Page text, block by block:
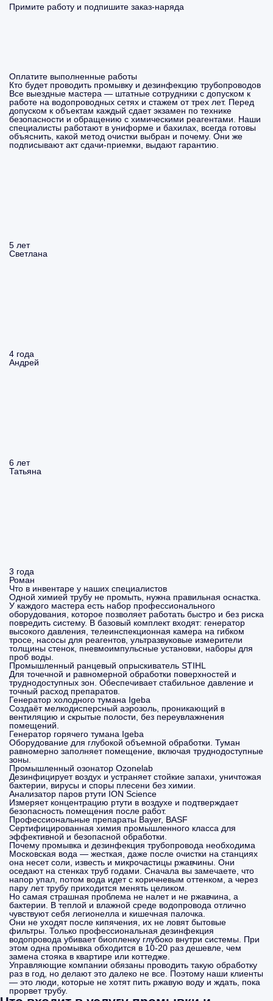
Примите работу и подпишите заказ-наряда
Оплатите выполненные работы
Кто будет проводить промывку и дезинфекцию трубопроводов
Все выездные мастера — штатные сотрудники с допуском к
работе на водопроводных сетях и стажем от трех лет. Перед
допуском к объектам каждый сдает экзамен по технике
безопасности и обращению с химическими реагентами. Наши
специалисты работают в униформе и бахилах, всегда готовы
объяснить, какой метод очистки выбран и почему. Они же
подписывают акт сдачи-приемки, выдают гарантию.
5 лет
Светлана
4 года
Андрей
6 лет
Татьяна
3 года
Роман
Что в инвентаре у наших специалистов
Одной химией трубу не промыть, нужна правильная оснастка.
У каждого мастера есть набор профессионального
оборудования, которое позволяет работать быстро и без риска
повредить систему. В базовый комплект входят: генератор
высокого давления, телеинспекционная камера на гибком
тросе, насосы для реагентов, ультразвуковые измерители
толщины стенок, пневмоимпульсные установки, наборы для
проб воды.
Промышленный ранцевый опрыскиватель STIHL
Для точечной и равномерной обработки поверхностей и
труднодоступных зон. Обеспечивает стабильное давление и
точный расход препаратов.
Генератор холодного тумана Igeba
Создаёт мелкодисперсный аэрозоль, проникающий в
вентиляцию и скрытые полости, без переувлажнения
помещений.
Генератор горячего тумана Igeba
Оборудование для глубокой объемной обработки. Туман
равномерно заполняет помещение, включая труднодоступные
зоны.
Промышленный озонатор Ozonelab
Дезинфицирует воздух и устраняет стойкие запахи, уничтожая
бактерии, вирусы и споры плесени без химии.
Анализатор паров ртути ION Science
Измеряет концентрацию ртути в воздухе и подтверждает
безопасность помещения после работ.
Профессиональные препараты Bayer, BASF
Сертифицированная химия промышленного класса для
эффективной и безопасной обработки.
Почему промывка и дезинфекция трубопровода необходима
Московская вода — жесткая, даже после очистки на станциях
она несет соли, известь и микрочастицы ржавчины. Они
оседают на стенках труб годами. Сначала вы замечаете, что
напор упал, потом вода идет с коричневым оттенком, а через
пару лет трубу приходится менять целиком.
Но самая страшная проблема не налет и не ржавчина, а
бактерии. В теплой и влажной среде водопровода отлично
чувствуют себя легионелла и кишечная палочка.
Они не уходят после кипячения, их не ловят бытовые
фильтры. Только профессиональная дезинфекция
водопровода убивает биопленку глубоко внутри системы. При
этом одна промывка обходится в 10-20 раз дешевле, чем
замена стояка в квартире или коттедже.
Управляющие компании обязаны проводить такую обработку
раз в год, но делают это далеко не все. Поэтому наши клиенты
— это люди, которые не хотят пить ржавую воду и ждать, пока
прорвет трубу.